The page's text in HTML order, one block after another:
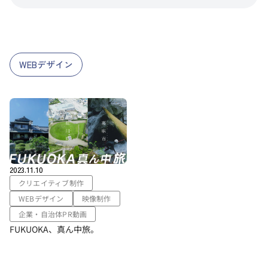
WEBデザイン
2023.11.10
クリエイティブ制作
WEBデザイン
映像制作
企業・自治体PR動画
FUKUOKA、真ん中旅。